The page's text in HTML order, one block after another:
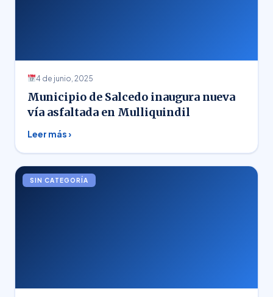
4 de junio, 2025
Municipio de Salcedo inaugura nueva
vía asfaltada en Mulliquindil
Leer más ›
SIN CATEGORÍA